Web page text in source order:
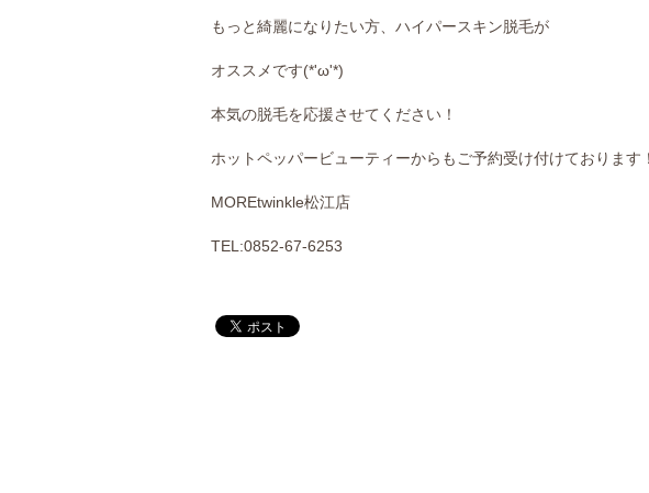
もっと綺麗になりたい方、ハイパースキン脱毛が
オススメです(*'ω'*)
本気の脱毛を応援させてください！
ホットペッパービューティーからもご予約受け付けております！
MOREtwinkle松江店
TEL:0852-67-6253